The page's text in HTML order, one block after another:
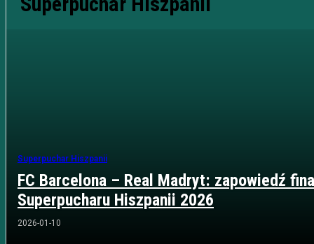
Superpuchar Hiszpanii
FC Barcelona – Real Madryt: zapowiedź
Superpucharu Hiszpanii 2026
2026-01-10